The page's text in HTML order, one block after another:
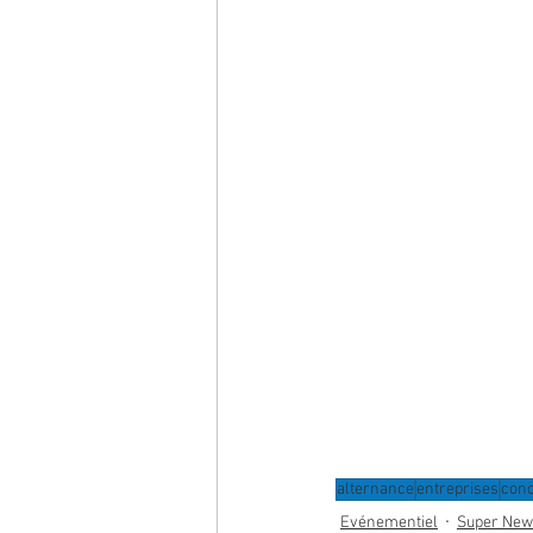
alternance entreprises
Evénementiel
Super